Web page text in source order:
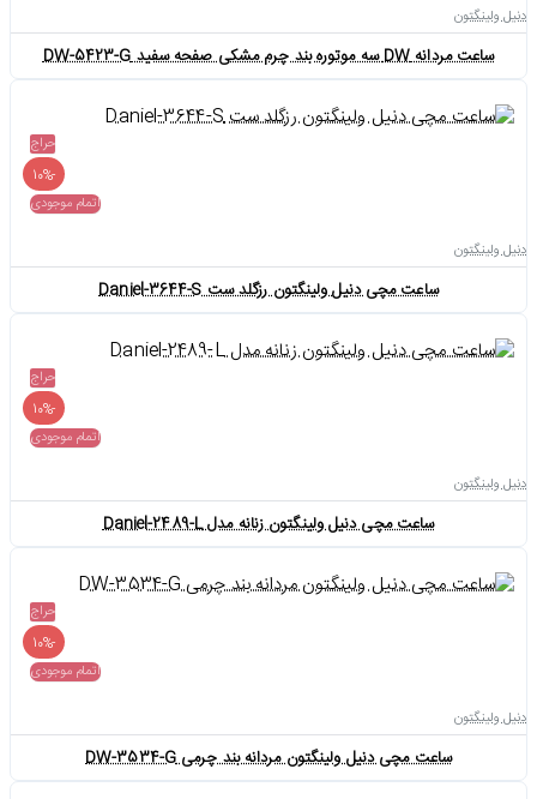
دنیل ولینگتون
ساعت مردانه DW سه موتوره بند چرم مشکی صفحه سفید DW-5423-G
حراج
-10%
اتمام موجودی
دنیل ولینگتون
ساعت مچی دنیل ولینگتون رزگلد ست Daniel-3644-S
حراج
-10%
اتمام موجودی
دنیل ولینگتون
ساعت مچی دنیل ولینگتون زنانه مدل Daniel-2489-L
حراج
-10%
اتمام موجودی
دنیل ولینگتون
ساعت مچی دنیل ولینگتون مردانه بند چرمی DW-3534-G